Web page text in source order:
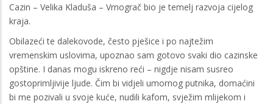
Cazin – Velika Kladuša – Vrnograč bio je temelj razvoja cijelog
kraja.
Obilazeći te dalekovode, često pješice i po najtežim
vremenskim uslovima, upoznao sam gotovo svaki dio cazinske
opštine. I danas mogu iskreno reći – nigdje nisam susreo
gostoprimljivije ljude. Čim bi vidjeli umornog putnika, domaćini
bi me pozivali u svoje kuće, nudili kafom, svježim mlijekom i